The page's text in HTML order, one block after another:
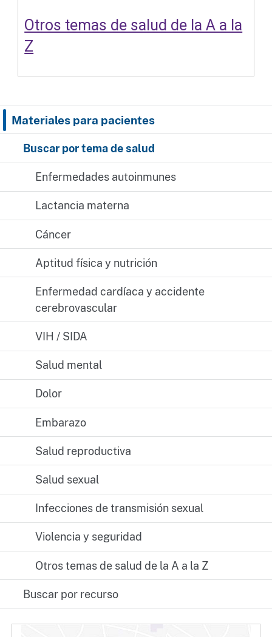
Materiales para pacientes
Buscar por tema de salud
Enfermedades autoinmunes
Lactancia materna
Cáncer
Aptitud física y nutrición
Enfermedad cardíaca y accidente
cerebrovascular
VIH / SIDA
Salud mental
Dolor
Embarazo
Salud reproductiva
Salud sexual
Infecciones de transmisión sexual
Violencia y seguridad
Otros temas de salud de la A a la Z
Buscar por recurso
Otros temas de salud de la A a la
Z